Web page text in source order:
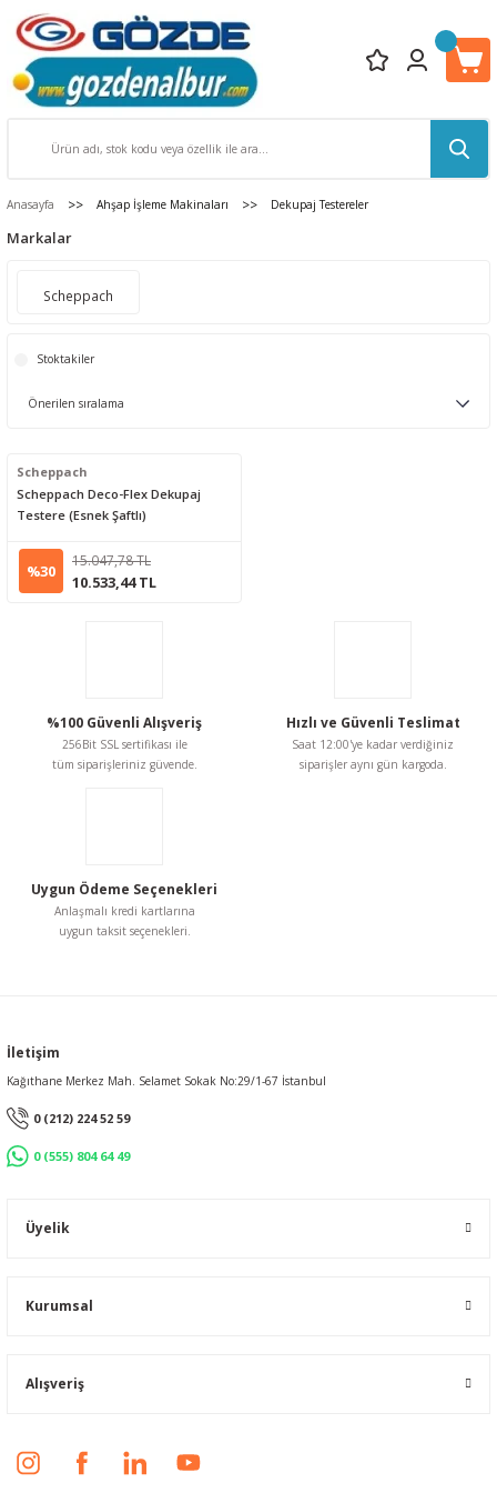
Anasayfa Ahşap İşleme Makinaları Dekupaj Testereler
Markalar
Scheppach
Stoktakiler
Scheppach
Scheppach Deco-Flex Dekupaj
Testere (Esnek Şaftlı)
%30
15.047,78 TL
10.533,44 TL
%100 Güvenli Alışveriş
256Bit SSL sertifikası ile
tüm siparişleriniz güvende.
Hızlı ve Güvenli Teslimat
Saat 12:00'ye kadar verdiğiniz
siparişler aynı gün kargoda.
Uygun Ödeme Seçenekleri
Anlaşmalı kredi kartlarına
uygun taksit seçenekleri.
İletişim
Kağıthane Merkez Mah. Selamet Sokak No:29/1-67 İstanbul
0 (212) 224 52 59
0 (555) 804 64 49
Üyelik
Kurumsal
Alışveriş